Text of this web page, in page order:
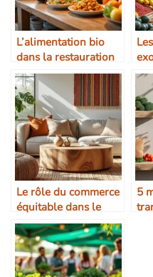
L’alimentation bio
dans la restauration
collective
Le rôle du commerce
équitable dans le
design d’intérieur
5